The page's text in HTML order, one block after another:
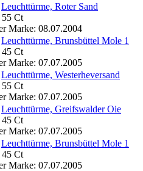
Leuchttürme, Roter Sand
55 Ct
Marke: 08.07.2004
Leuchttürme, Brunsbüttel Mole 1
45 Ct
Marke: 07.07.2005
Leuchttürme, Westerheversand
55 Ct
Marke: 07.07.2005
Leuchttürme, Greifswalder Oie
45 Ct
Marke: 07.07.2005
Leuchttürme, Brunsbüttel Mole 1
45 Ct
Marke: 07.07.2005